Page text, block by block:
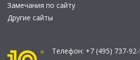
Замечания по сайту
Другие сайты
Телефон: +7 (495) 737-